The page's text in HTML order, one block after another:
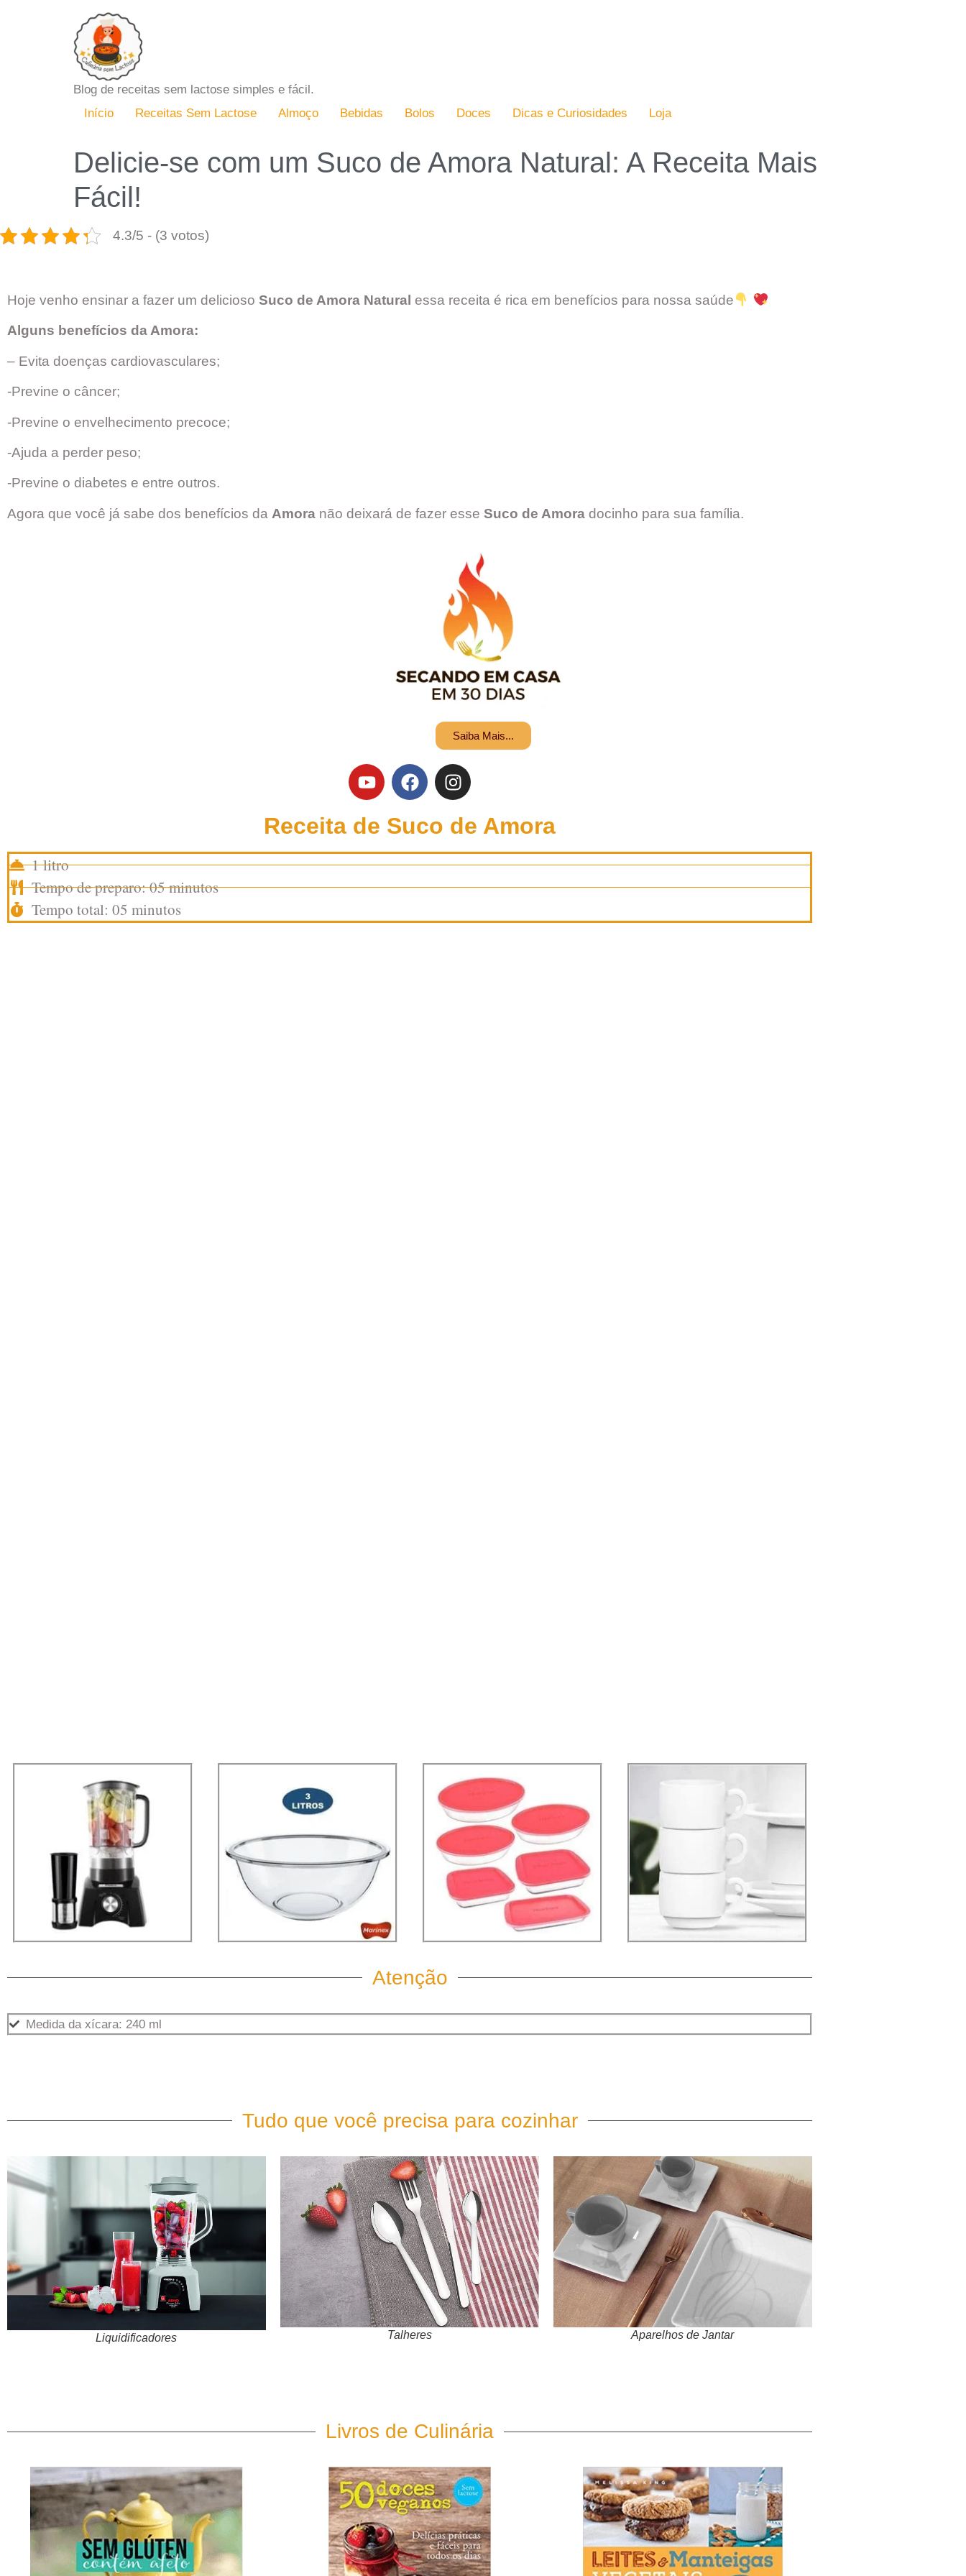
Blog de receitas sem lactose simples e fácil.
Início
Receitas Sem Lactose Almoço Bebidas Bolos Doces Dicas e Curiosidades Loja
Delicie-se com um Suco de Amora Natural: A Receita Mais
Fácil!
4.3/5 - (3 votos)
Hoje venho ensinar a fazer um delicioso Suco de Amora Natural essa receita é rica em benefícios para nossa saúde
Alguns benefícios da Amora:
– Evita doenças cardiovasculares;
-Previne o câncer;
-Previne o envelhecimento precoce;
-Ajuda a perder peso;
-Previne o diabetes e entre outros.
Agora que você já sabe dos benefícios da Amora não deixará de fazer esse Suco de Amora docinho para sua família.
Saiba Mais...
Receita de Suco de Amora
1 litro
Tempo de preparo: 05 minutos
Tempo total: 05 minutos
Atenção
Medida da xícara: 240 ml
Tudo que você precisa para cozinhar
Liquidificadores Talheres Aparelhos de Jantar
Livros de Culinária